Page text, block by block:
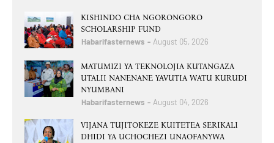
KISHINDO CHA NGORONGORO
SCHOLARSHIP FUND
Habarifasternews August 05, 2026
MATUMIZI YA TEKNOLOJIA KUTANGAZA
UTALII NANENANE YAVUTIA WATU KURUDI
NYUMBANI
Habarifasternews August 04, 2026
VIJANA TUJITOKEZE KUITETEA SERIKALI
DHIDI YA UCHOCHEZI UNAOFANYWA